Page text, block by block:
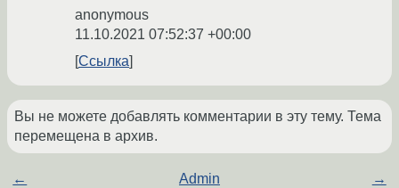
anonymous
11.10.2021 07:52:37 +00:00
Ссылка
Вы не можете добавлять комментарии в эту тему. Тема
перемещена в архив.
← Admin →